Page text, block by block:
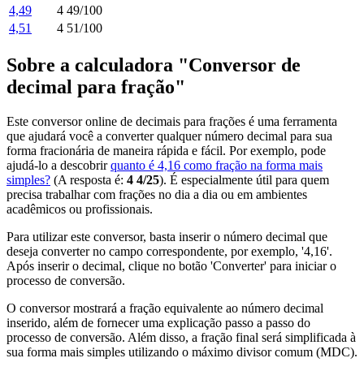
4,49
4 49/100
4,51
4 51/100
Sobre a calculadora "Conversor de
decimal para fração"
Este conversor online de decimais para frações é uma ferramenta
que ajudará você a converter qualquer número decimal para sua
forma fracionária de maneira rápida e fácil. Por exemplo, pode
ajudá-lo a descobrirquanto é 4,16 como fração na forma mais
simples? (A resposta é: 4 4/25). É especialmente útil para quem
precisa trabalhar com frações no dia a dia ou em ambientes
acadêmicos ou profissionais.
Para utilizar este conversor, basta inserir o número decimal que
deseja converter no campo correspondente, por exemplo, '4,16'.
Após inserir o decimal, clique no botão 'Converter' para iniciar o
processo de conversão.
O conversor mostrará a fração equivalente ao número decimal
inserido, além de fornecer uma explicação passo a passo do
processo de conversão. Além disso, a fração final será simplificada à
sua forma mais simples utilizando o máximo divisor comum (MDC).